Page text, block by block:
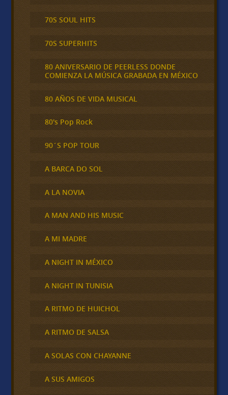
70S SOUL HITS
70S SUPERHITS
80 ANIVERSARIO DE PEERLESS DONDE
COMIENZA LA MÚSICA GRABADA EN MÉXICO
80 AÑOS DE VIDA MUSICAL
80's Pop Rock
90´S POP TOUR
A BARCA DO SOL
A LA NOVIA
A MAN AND HIS MUSIC
A MI MADRE
A NIGHT IN MÉXICO
A NIGHT IN TUNISIA
A RITMO DE HUICHOL
A RITMO DE SALSA
A SOLAS CON CHAYANNE
A SUS AMIGOS